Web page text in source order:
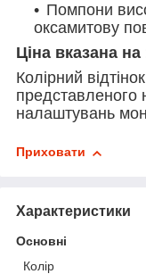
Помпони
оксамитову
Ціна вказана на
Колірний
представленого
налаштувань
Приховати
Характеристики
Основні
Колір